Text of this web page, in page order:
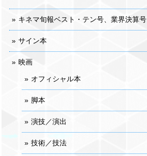
キネマ旬報ベスト・テン号、業界決算号
サイン本
映画
オフィシャル本
脚本
演技／演出
技術／技法